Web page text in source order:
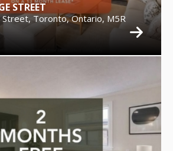
STREET
Street, Toronto, Ontario, M5R